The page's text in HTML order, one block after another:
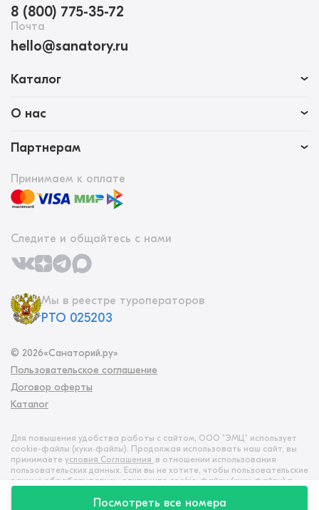
Посмотреть все номера
8 (800) 775-35-72
Почта
hello@sanatory.ru
Каталог
О нас
Партнерам
Принимаем к оплате
Следите и общайтесь с нами
Мы в реестре туроператоров
РТО 025203
© 2026«Санаторий.ру»
Пользовательское соглашение
Договор оферты
Каталог
Для повышения удобства работы с сайтом, ООО "ЭМЦ" использует
cookie-файлы (куки‑файлы). Продолжая использовать наш сайт, вы
принимаете условия Соглашения в отношении использования
пользовательских данных. Если вы не хотите, чтобы пользовательские
данные обрабатывались, отключите cookie-файлы (куки‑файлы) в